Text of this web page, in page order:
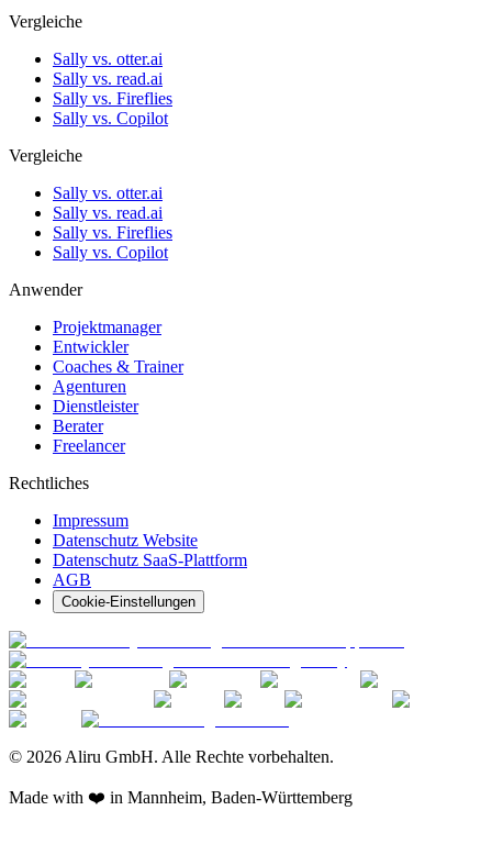
Vergleiche
Sally vs. otter.ai
Sally vs. read.ai
Sally vs. Fireflies
Sally vs. Copilot
Vergleiche
Sally vs. otter.ai
Sally vs. read.ai
Sally vs. Fireflies
Sally vs. Copilot
Anwender
Projektmanager
Entwickler
Coaches & Trainer
Agenturen
Dienstleister
Berater
Freelancer
Rechtliches
Impressum
Datenschutz Website
Datenschutz SaaS-Plattform
AGB
Cookie-Einstellungen
© 2026 Aliru GmbH. Alle Rechte vorbehalten.
Made with ❤️ in Mannheim, Baden-Württemberg